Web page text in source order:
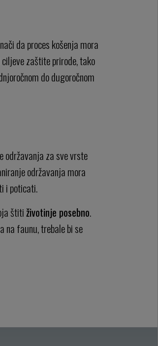
da proces košenja mora
ciljeve zaštite prirode, tako
do dugoročnom
održavanja za sve vrste
održavanja mora
i poticati.
štitiživotinje posebno.
na faunu, trebale bi se